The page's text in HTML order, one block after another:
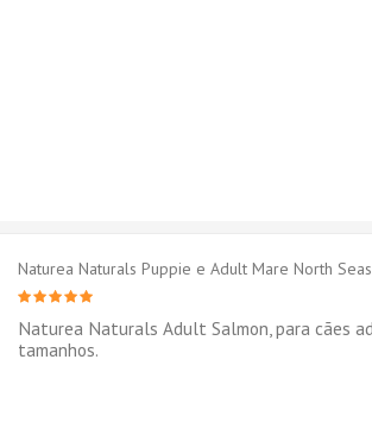
Naturea Naturals Puppie e Adult Mare North
Naturea Naturals Adult Salmon, para cães
tamanhos.